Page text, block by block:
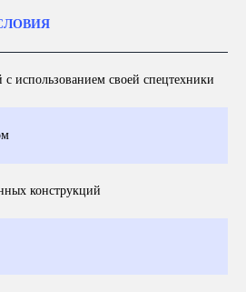
использованием своей спецтехники
конструкций